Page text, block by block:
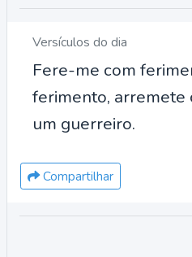
Versículos do dia
Fere-me com
ferimento, arremete
um guerreiro.
Compartilhar